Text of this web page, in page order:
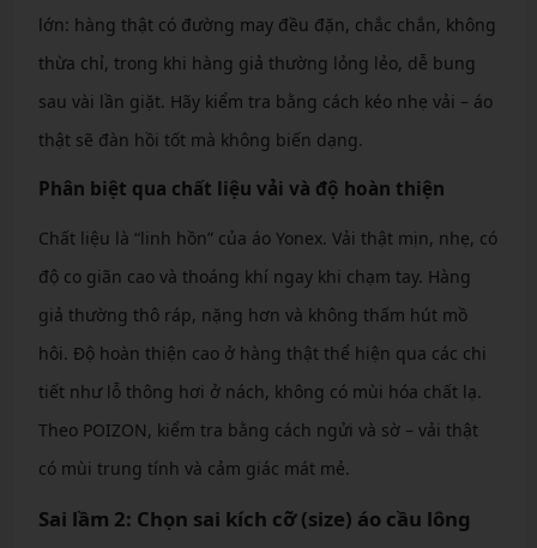
lớn: hàng thật có đường may đều đặn, chắc chắn, không
thừa chỉ, trong khi hàng giả thường lỏng lẻo, dễ bung
sau vài lần giặt. Hãy kiểm tra bằng cách kéo nhẹ vải – áo
thật sẽ đàn hồi tốt mà không biến dạng.
Phân biệt qua chất liệu vải và độ hoàn thiện
Chất liệu là “linh hồn” của áo Yonex. Vải thật mịn, nhẹ, có
độ co giãn cao và thoáng khí ngay khi chạm tay. Hàng
giả thường thô ráp, nặng hơn và không thấm hút mồ
hôi. Độ hoàn thiện cao ở hàng thật thể hiện qua các chi
tiết như lỗ thông hơi ở nách, không có mùi hóa chất lạ.
Theo POIZON, kiểm tra bằng cách ngửi và sờ – vải thật
có mùi trung tính và cảm giác mát mẻ.
Sai lầm 2: Chọn sai kích cỡ (size) áo cầu lông